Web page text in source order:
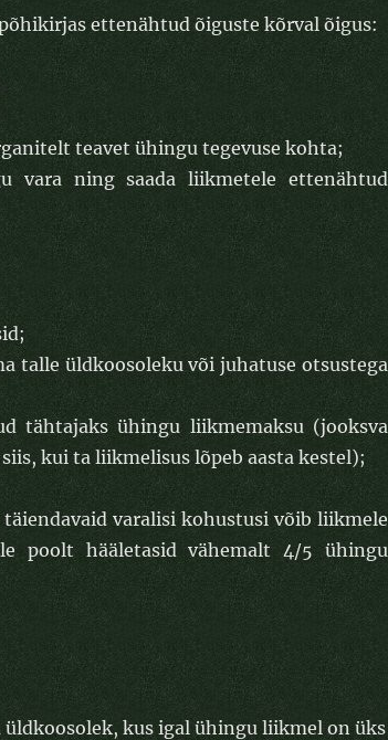
ettenähtud õiguste kõrval õigus:
teavet ühingu tegevuse kohta;
vara ning saada liikmetele ettenähtud
talle üldkoosoleku või juhatuse otsustega
tähtajaks ühingu liikmemaksu (jooksva
kui ta liikmelisus lõpeb aasta kestel);
varalisi kohustusi võib liikmele
poolt hääletasid vähemalt 4/5 ühingu
kus igal ühingu liikmel on üks